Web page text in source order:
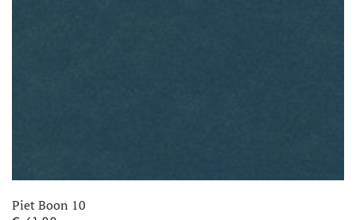
Piet Boon 10